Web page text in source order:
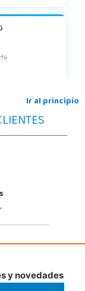
Ir al principio
y novedades